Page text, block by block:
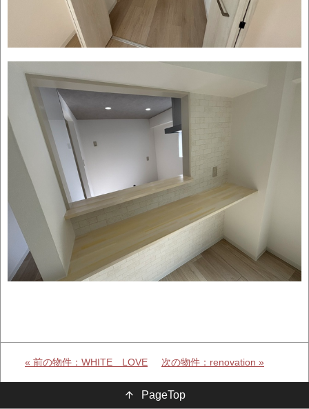
« 前の物件：WHITE LOVE 次の物件：renovation »
PageTop